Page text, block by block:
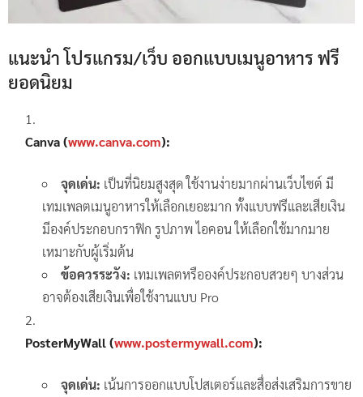
แนะนำ โปรแกรม/เว็บ ออกแบบเมนูอาหาร ฟรี
ยอดนิยม
Canva (www.canva.com):
จุดเด่น: เป็นที่นิยมสูงสุด ใช้งานง่ายมากผ่านเว็บไซต์ มี
เทมเพลตเมนูอาหารให้เลือกเยอะมาก ทั้งแบบฟรีและเสียเงิน
มีองค์ประกอบกราฟิก รูปภาพ ไอคอน ให้เลือกใช้มากมาย
เหมาะกับผู้เริ่มต้น
ข้อควรระวัง: เทมเพลตหรือองค์ประกอบสวยๆ บางส่วน
อาจต้องเสียเงินเพื่อใช้งานแบบ Pro
PosterMyWall (www.postermywall.com):
จุดเด่น: เน้นการออกแบบโปสเตอร์และสื่อส่งเสริมการขาย